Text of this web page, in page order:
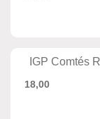
IGP Comtés
18,00